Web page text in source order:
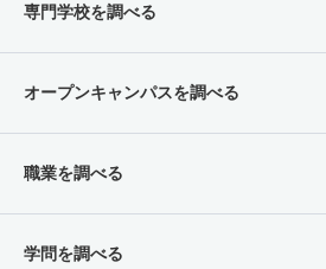
専門学校を調べる
オープンキャンパスを調べる
職業を調べる
学問を調べる